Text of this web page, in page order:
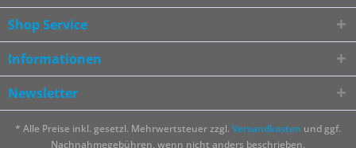
Shop Service
Informationen
Newsletter
* Alle Preise inkl. gesetzl. Mehrwertsteuer zzgl. Versandkosten und ggf.
Nachnahmegebühren, wenn nicht anders beschrieben.